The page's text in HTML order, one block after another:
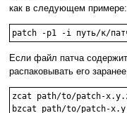
как в следующем примере:
Если файл патча
распаковывать его
zcat path/to/patch-